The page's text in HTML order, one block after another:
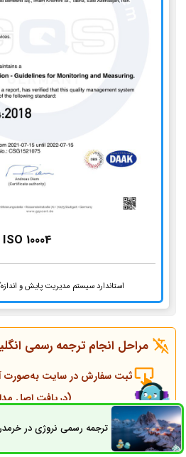
ISO 10004
استاندارد سیستم مدیریت پایش و
مراحل انجام ترجمه رسمی
ثبت سفارش در سایت به‌صورت
(دریافت اصل
ترجمه رسمی نروژی درراه های ارتباطی